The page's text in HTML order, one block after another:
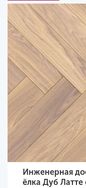
Инженерная
ёлка Дуб Латте